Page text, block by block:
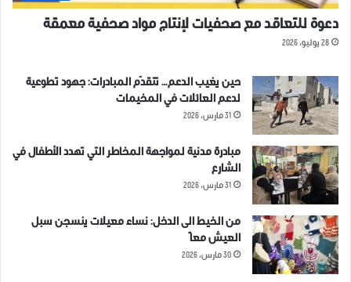
دعوة للتعاقد مع صحفيات لإنتاج مواد صحفية معمقة
28 يوليو، 2026
حين يغيب الدعم… تتقدّم المبادرات: جهود تطوعية
لدعم العائلات في المخيمات
31 مارس، 2026
مبادرة مدنية لمواجهة المخاطر التي تهدد الأطفال في
الشارع
31 مارس، 2026
من الخيط الى الدخل: نساء معيلات ينسجن سبل
العيش معاً
30 مارس، 2026